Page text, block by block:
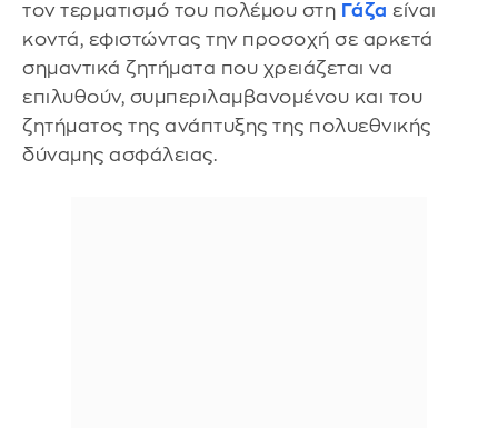
τον τερματισμό του πολέμου στη Γάζα είναι
κοντά, εφιστώντας την προσοχή σε αρκετά
σημαντικά ζητήματα που χρειάζεται να
επιλυθούν, συμπεριλαμβανομένου και του
ζητήματος της ανάπτυξης της πολυεθνικής
δύναμης ασφάλειας.